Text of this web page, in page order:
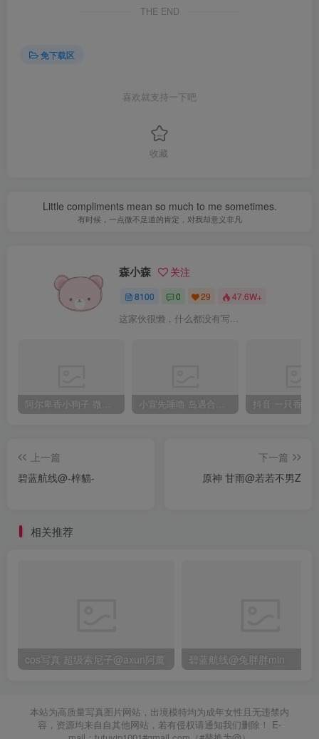
THE END
免下载区
喜欢就支持一下吧
收藏
Little compliments mean so much to me sometimes.
有时候，一点微不足道的肯定，对我却意义非凡
森小森 关注
8100 0 29 47.6W+
这家伙很懒，什么都没有写...
阿尔卑香小狗子 微密圈合集[40套][持续更新2023.12.14] 小宣先睡噜 岛遇合集[持续更新2025.08.27]
上一篇
碧蓝航线@-梓貓-
下一篇
原神 甘雨@若若不男Z
相关推荐
cos写真 超级索尼子@axun阿薰 碧蓝航线@兔胖胖min
本站为高质量写真图片网站，出境模特均为成年女性且无违禁内
容，资源均来自自其他网站，若有侵权请通知我们删除！ E-